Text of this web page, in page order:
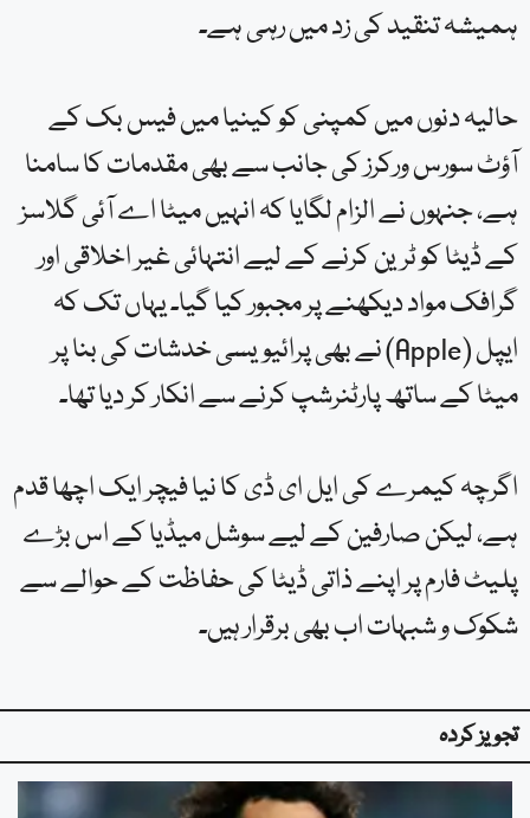
ہمیشہ تنقید کی زد میں رہی ہے۔
حالیہ دنوں میں کمپنی کو کینیا میں فیس بک کے
آؤٹ سورس ورکرز کی جانب سے بھی مقدمات کا سامنا
ہے، جنہوں نے الزام لگایا کہ انہیں میٹا اے آئی گلاسز
کے ڈیٹا کو ٹرین کرنے کے لیے انتہائی غیر اخلاقی اور
گرافک مواد دیکھنے پر مجبور کیا گیا۔ یہاں تک کہ
ایپل (Apple) نے بھی پرائیویسی خدشات کی بنا پر
میٹا کے ساتھ پارٹنرشپ کرنے سے انکار کر دیا تھا۔
اگرچہ کیمرے کی ایل ای ڈی کا نیا فیچر ایک اچھا قدم
ہے، لیکن صارفین کے لیے سوشل میڈیا کے اس بڑے
پلیٹ فارم پر اپنے ذاتی ڈیٹا کی حفاظت کے حوالے سے
شکوک و شبہات اب بھی برقرار ہیں۔
تجویز کردہ